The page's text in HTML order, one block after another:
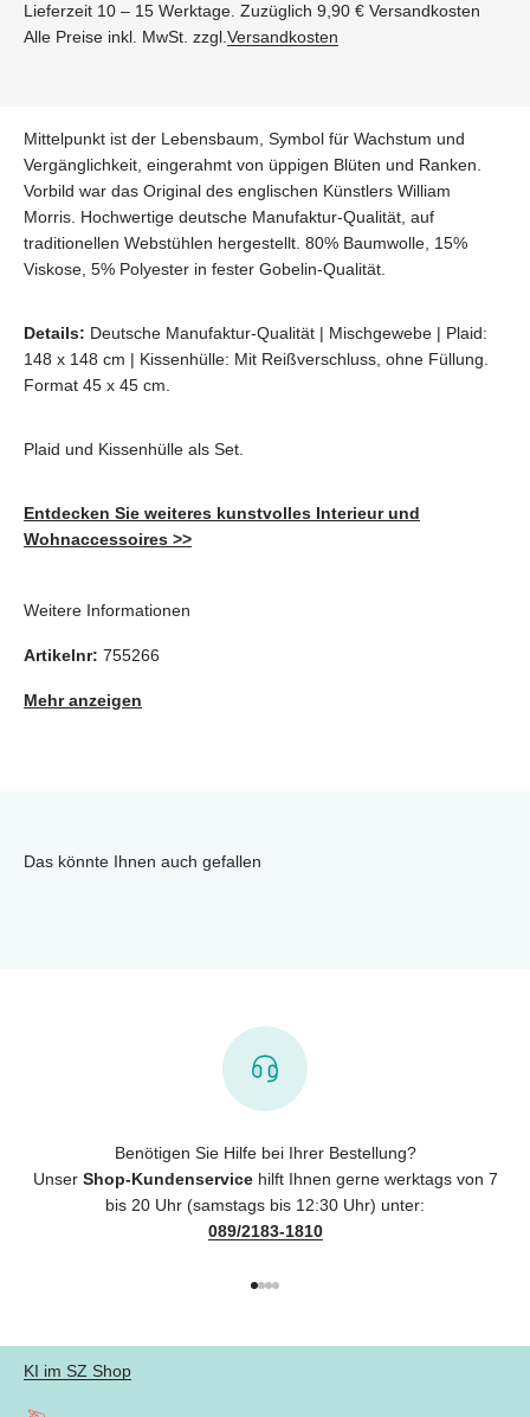
Lieferzeit 10 – 15 Werktage. Zuzüglich 9,90 € Versandkosten
Alle Preise inkl. MwSt. zzgl.Versandkosten
Mittelpunkt ist der Lebensbaum, Symbol für Wachstum und
Vergänglichkeit, eingerahmt von üppigen Blüten und Ranken.
Vorbild war das Original des englischen Künstlers William
Morris. Hochwertige deutsche Manufaktur-Qualität, auf
traditionellen Webstühlen hergestellt. 80% Baumwolle, 15%
Viskose, 5% Polyester in fester Gobelin-Qualität.
Details: Deutsche Manufaktur-Qualität | Mischgewebe | Plaid:
148 x 148 cm | Kissenhülle: Mit Reißverschluss, ohne Füllung.
Format 45 x 45 cm.
Plaid und Kissenhülle als Set.
Entdecken Sie weiteres kunstvolles Interieur und
Wohnaccessoires >>
Weitere Informationen
Artikelnr: 755266
Mehr anzeigen
Das könnte Ihnen auch gefallen
Benötigen Sie Hilfe bei Ihrer Bestellung?
Unser Shop-Kundenservicehilft Ihnen gerne werktags von 7
bis 20 Uhr (samstags bis 12:30 Uhr) unter:
089/2183-1810
KI im SZ Shop